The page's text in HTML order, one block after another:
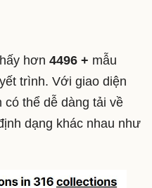
hơn 4496 + mẫu
trình. Với giao diện
thể dễ dàng tải về
dạng khác nhau như